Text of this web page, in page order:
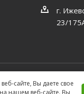
сайте, Вы даете свое
нашем веб-сайте. Вы
г.
23/